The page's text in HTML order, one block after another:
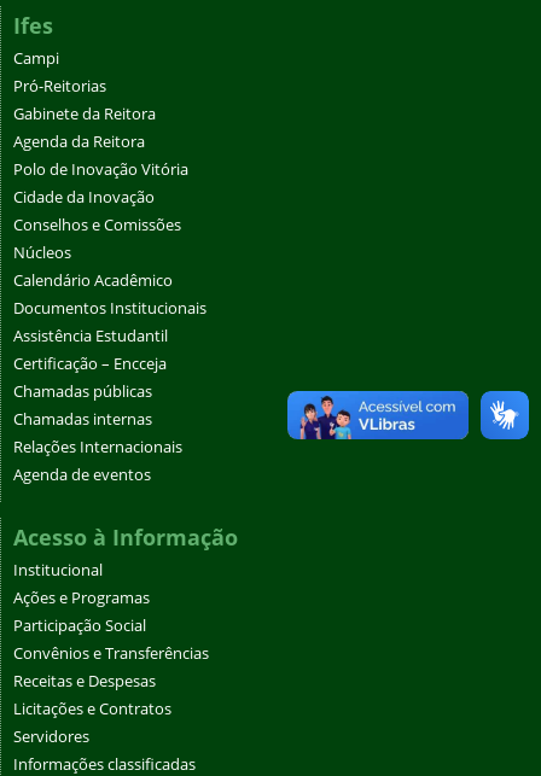
Ifes
Campi
Pró-Reitorias
Gabinete da Reitora
Agenda da Reitora
Polo de Inovação Vitória
Cidade da Inovação
Conselhos e Comissões
Núcleos
Calendário Acadêmico
Documentos Institucionais
Assistência Estudantil
Certificação – Encceja
Chamadas públicas
Chamadas internas
Relações Internacionais
Agenda de eventos
Acesso à Informação
Institucional
Ações e Programas
Participação Social
Convênios e Transferências
Receitas e Despesas
Licitações e Contratos
Servidores
Informações classificadas